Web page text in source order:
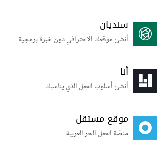
سنديان
أنشئ موقعك الاحترافي دون خبرة برمجية
أنا
أنشئ أسلوب العمل الذي يناسبك
موقع مستقل
منصّة العمل الحر العربية